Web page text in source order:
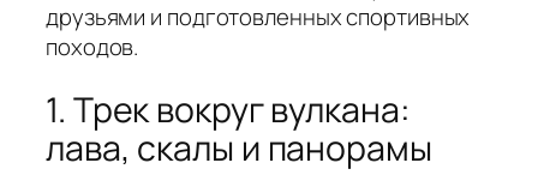
друзьями и подготовленных спортивных
походов.
1. Трек вокруг вулкана:
лава, скалы и панорамы